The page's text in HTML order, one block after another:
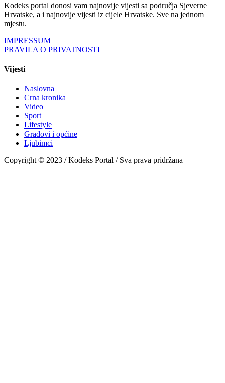
Kodeks portal donosi vam najnovije vijesti sa područja Sjeverne
Hrvatske, a i najnovije vijesti iz cijele Hrvatske. Sve na jednom
mjestu.
IMPRESSUM
PRAVILA O PRIVATNOSTI
Vijesti
Naslovna
Crna kronika
Video
Sport
Lifestyle
Gradovi i općine
Ljubimci
Copyright © 2023 / Kodeks Portal / Sva prava pridržana